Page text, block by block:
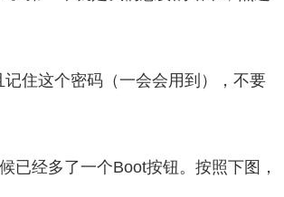
住这个密码（一会会用到），不要
已经多了一个Boot按钮。按照下图，